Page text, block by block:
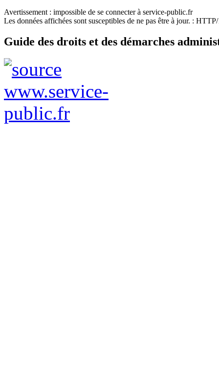
Avertissement : impossible de se connecter à service-public.fr
Les données affichées sont susceptibles de ne pas être à jour. :
Guide des droits et des démarches